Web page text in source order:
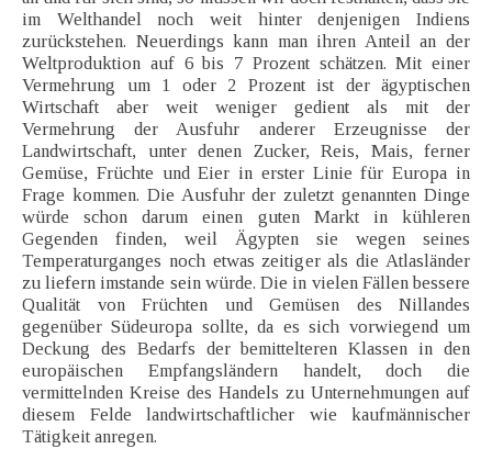
im Welthandel noch weit hinter denjenigen Indiens
zurückstehen. Neuerdings kann man ihren Anteil an der
Weltproduktion auf 6 bis 7 Prozent schätzen. Mit einer
Vermehrung um 1 oder 2 Prozent ist der ägyptischen
Wirtschaft aber weit weniger gedient als mit der
Vermehrung der Ausfuhr anderer Erzeugnisse der
Landwirtschaft, unter denen Zucker, Reis, Mais, ferner
Gemüse, Früchte und Eier in erster Linie für Europa in
Frage kommen. Die Ausfuhr der zuletzt genannten Dinge
würde schon darum einen guten Markt in kühleren
Gegenden finden, weil Ägypten sie wegen seines
Temperaturganges noch etwas zeitiger als die Atlasländer
zu liefern imstande sein würde. Die in vielen Fällen bessere
Qualität von Früchten und Gemüsen des Nillandes
gegenüber Südeuropa sollte, da es sich vorwiegend um
Deckung des Bedarfs der bemittelteren Klassen in den
europäischen Empfangsländern handelt, doch die
vermittelnden Kreise des Handels zu Unternehmungen auf
diesem Felde landwirtschaftlicher wie kaufmännischer
Tätigkeit anregen.